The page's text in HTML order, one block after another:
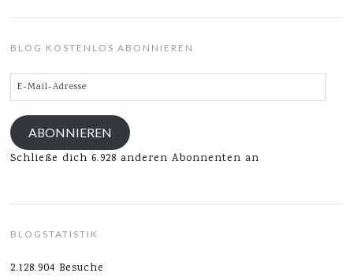
BLOG KOSTENLOS ABONNIEREN
E-
Mail-
Adresse
ABONNIEREN
Schließe dich 6.928 anderen Abonnenten an
BLOGSTATISTIK
2.128.904 Besuche